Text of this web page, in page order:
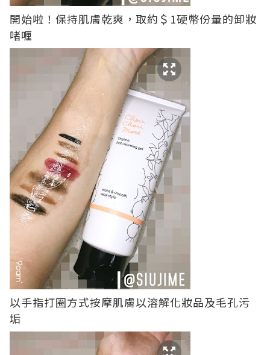
開始啦！保持肌膚乾爽，取約＄1硬幣份量的卸妝
啫喱
以手指打圈方式按摩肌膚以溶解化妝品及毛孔污
垢